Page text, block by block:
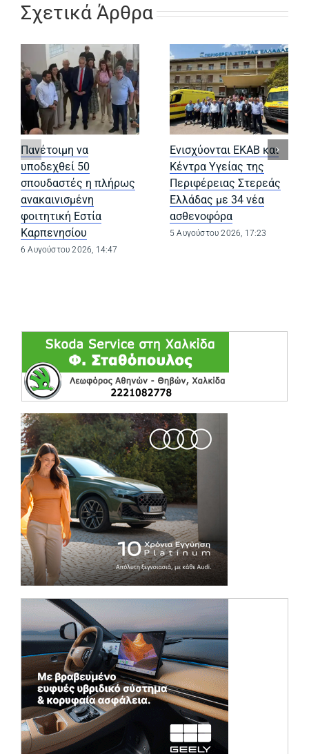
Σχετικά Άρθρα
Πανέτοιμη να
υποδεχθεί 50
σπουδαστές η πλήρως
ανακαινισμένη
φοιτητική Εστία
Καρπενησίου
6 Αυγούστου 2026, 14:47
Ενισχύονται ΕΚΑΒ και
Κέντρα Υγείας της
Περιφέρειας Στερεάς
Ελλάδας με 34 νέα
ασθενοφόρα
5 Αυγούστου 2026, 17:23